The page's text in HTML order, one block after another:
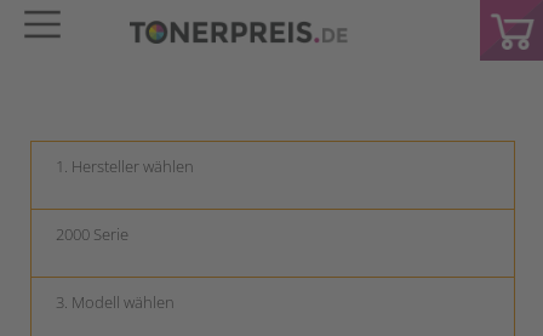
keyboard_arrow_down
keyboard_arrow_down